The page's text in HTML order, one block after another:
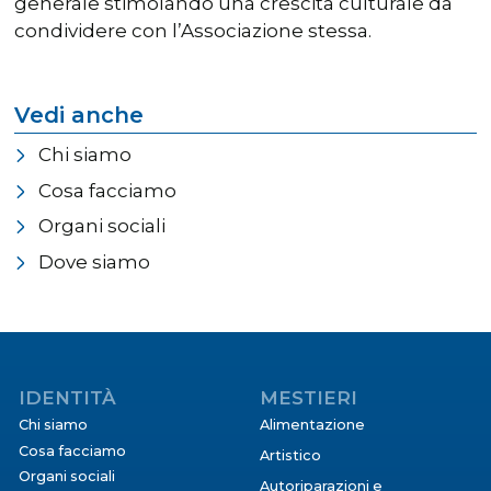
condividere con l’Associazione stessa.
Vedi anche
Chi siamo
Cosa facciamo
Organi sociali
Dove siamo
IDENTITÀ
Chi siamo
Cosa facciamo
Organi sociali
MESTIERI
Alimentazione
Artistico
Autoriparazioni e